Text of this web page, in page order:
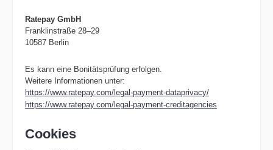
Ratepay GmbH
Franklinstraße 28–29
10587 Berlin
Es kann eine Bonitätsprüfung erfolgen.
Weitere Informationen unter:
https://www.ratepay.com/legal-payment-dataprivacy/
https://www.ratepay.com/legal-payment-creditagencies
Cookies